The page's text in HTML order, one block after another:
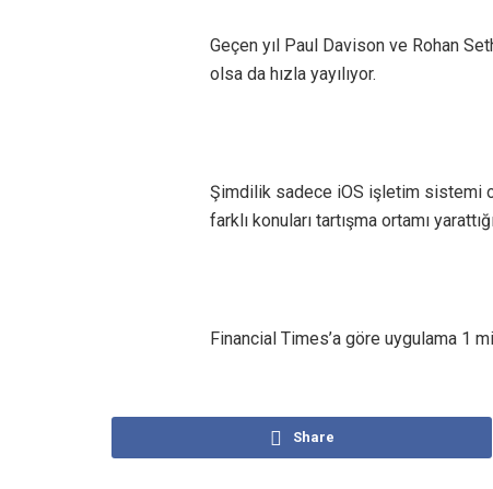
Geçen yıl Paul Davison ve Rohan
olsa da hızla yayılıyor.
Şimdilik sadece iOS işletim sistemi
farklı konuları tartışma ortamı
Financial Times’a göre uygulama 1
Share